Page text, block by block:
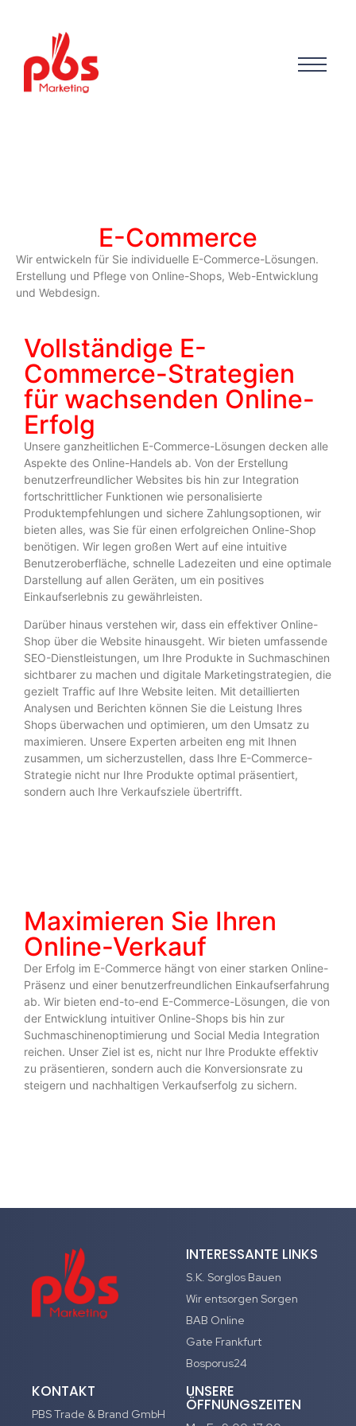
E-Commerce
Wir entwickeln für Sie individuelle E-Commerce-Lösungen.
Erstellung und Pflege von Online-Shops, Web-Entwicklung
und Webdesign.
Vollständige E-
Commerce-Strategien
für wachsenden Online-
Erfolg
Unsere ganzheitlichen E-Commerce-Lösungen decken alle
Aspekte des Online-Handels ab. Von der Erstellung
benutzerfreundlicher Websites bis hin zur Integration
fortschrittlicher Funktionen wie personalisierte
Produktempfehlungen und sichere Zahlungsoptionen, wir
bieten alles, was Sie für einen erfolgreichen Online-Shop
benötigen. Wir legen großen Wert auf eine intuitive
Benutzeroberfläche, schnelle Ladezeiten und eine optimale
Darstellung auf allen Geräten, um ein positives
Einkaufserlebnis zu gewährleisten.
Darüber hinaus verstehen wir, dass ein effektiver Online-
Shop über die Website hinausgeht. Wir bieten umfassende
SEO-Dienstleistungen, um Ihre Produkte in Suchmaschinen
sichtbarer zu machen und digitale Marketingstrategien, die
gezielt Traffic auf Ihre Website leiten. Mit detaillierten
Analysen und Berichten können Sie die Leistung Ihres
Shops überwachen und optimieren, um den Umsatz zu
maximieren. Unsere Experten arbeiten eng mit Ihnen
zusammen, um sicherzustellen, dass Ihre E-Commerce-
Strategie nicht nur Ihre Produkte optimal präsentiert,
sondern auch Ihre Verkaufsziele übertrifft.
Maximieren Sie Ihren
Online-Verkauf
Der Erfolg im E-Commerce hängt von einer starken Online-
Präsenz und einer benutzerfreundlichen Einkaufserfahrung
ab. Wir bieten end-to-end E-Commerce-Lösungen, die von
der Entwicklung intuitiver Online-Shops bis hin zur
Suchmaschinenoptimierung und Social Media Integration
reichen. Unser Ziel ist es, nicht nur Ihre Produkte effektiv
zu präsentieren, sondern auch die Konversionsrate zu
steigern und nachhaltigen Verkaufserfolg zu sichern.
INTERESSANTE LINKS
S.K. Sorglos Bauen
Wir entsorgen Sorgen
BAB Online
Gate Frankfurt
Bosporus24
KONTAKT
PBS Trade & Brand GmbH
UNSERE
ÖFFNUNGSZEITEN